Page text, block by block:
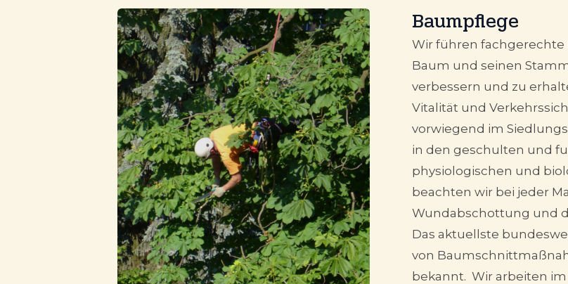
Baumpflege
Wir führen
Baum und seinen
verbessern und zu
Vitalität und
vorwiegend im
in den geschulten und
physiologischen und
beachten wir bei jeder
Wundabschottung und
Das aktuellste
von
bekannt. Wir arbeiten